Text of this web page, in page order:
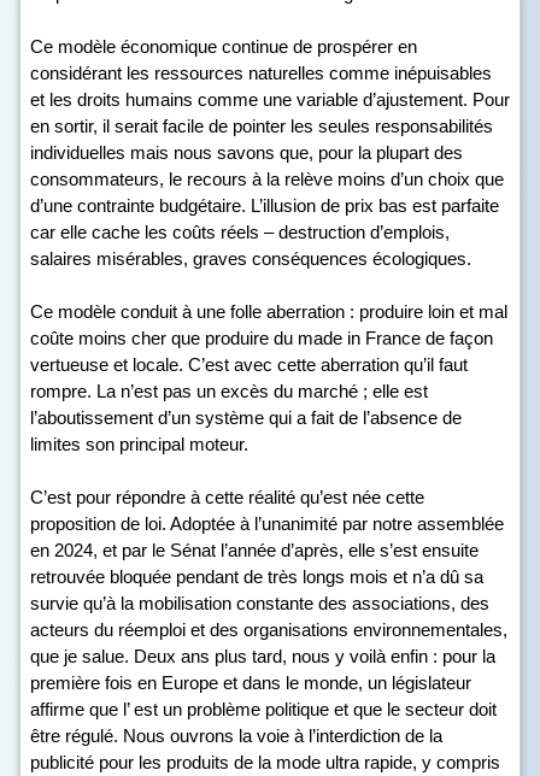
Ce modèle économique continue de prospérer en
considérant les ressources naturelles comme inépuisables
et les droits humains comme une variable d’ajustement. Pour
en sortir, il serait facile de pointer les seules responsabilités
individuelles mais nous savons que, pour la plupart des
consommateurs, le recours à la relève moins d’un choix que
d’une contrainte budgétaire. L’illusion de prix bas est parfaite
car elle cache les coûts réels – destruction d’emplois,
salaires misérables, graves conséquences écologiques.
Ce modèle conduit à une folle aberration : produire loin et mal
coûte moins cher que produire du made in France de façon
vertueuse et locale. C’est avec cette aberration qu’il faut
rompre. La n’est pas un excès du marché ; elle est
l’aboutissement d’un système qui a fait de l’absence de
limites son principal moteur.
C’est pour répondre à cette réalité qu’est née cette
proposition de loi. Adoptée à l’unanimité par notre assemblée
en 2024, et par le Sénat l’année d’après, elle s’est ensuite
retrouvée bloquée pendant de très longs mois et n’a dû sa
survie qu’à la mobilisation constante des associations, des
acteurs du réemploi et des organisations environnementales,
que je salue. Deux ans plus tard, nous y voilà enfin : pour la
première fois en Europe et dans le monde, un législateur
affirme que l’ est un problème politique et que le secteur doit
être régulé. Nous ouvrons la voie à l’interdiction de la
publicité pour les produits de la mode ultra rapide, y compris